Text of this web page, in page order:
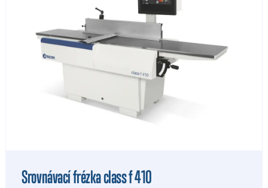
Srovnávací frézka class f 410